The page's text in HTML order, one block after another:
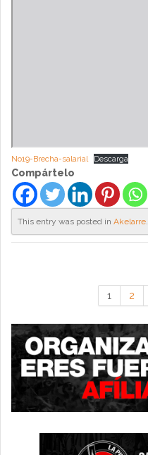
No19-Brecha-salarial Descarga
Compártelo
This entry was posted in Akelarre.
1 2